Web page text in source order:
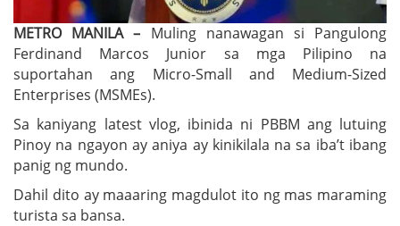
METRO MANILA – Muling nanawagan si Pangulong
Ferdinand Marcos Junior sa mga Pilipino na
suportahan ang Micro-Small and Medium-Sized
Enterprises (MSMEs).
Sa kaniyang latest vlog, ibinida ni PBBM ang lutuing
Pinoy na ngayon ay aniya ay kinikilala na sa iba’t ibang
panig ng mundo.
Dahil dito ay maaaring magdulot ito ng mas maraming
turista sa bansa.